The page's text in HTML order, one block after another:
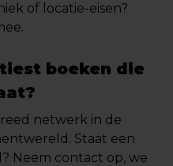
of locatie-eisen?
boeken die
netwerk in de
Staat een
Neem contact op, we